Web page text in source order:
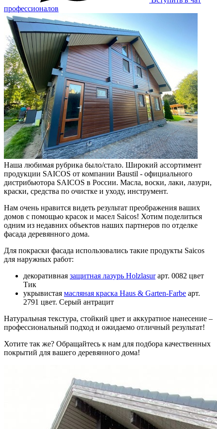
профессионалов
Наша любимая рубрика было/стало. Широкий ассортимент
продукции SAICOS от компании Baustil - официального
дистрибьютора SAICOS в России. Масла, воски, лаки, лазури,
краски, средства по очистке и уходу, инструмент.
Нам очень нравится видеть результат преображения ваших
домов с помощью красок и масел Saicos! Хотим поделиться
одним из недавних объектов наших партнеров по отделке
фасада деревянного дома.
Для покраски фасада использовались такие продукты Saicos
для наружных работ:
декоративная защитная лазурь Holzlasurарт. 0082 цвет
Тик
укрывистая масляная краска Haus & Garten-Farbe арт.
2791 цвет. Серый антрацит
Натуральная текстура, стойкий цвет и аккуратное нанесение –
профессиональный подход и ожидаемо отличный результат!
Хотите так же? Обращайтесь к нам для подбора качественных
покрытий для вашего деревянного дома!